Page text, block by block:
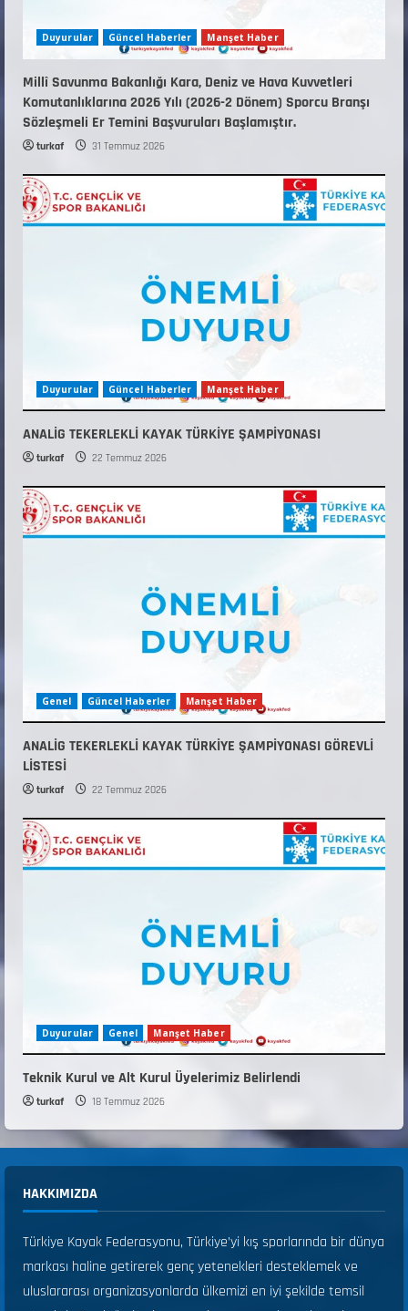
Duyurular Güncel Haberler Manşet Haber
Millî Savunma Bakanlığı Kara, Deniz ve Hava Kuvvetleri
Komutanlıklarına 2026 Yılı (2026-2 Dönem) Sporcu Branşı
Sözleşmeli Er Temini Başvuruları Başlamıştır.
turkaf 31 Temmuz 2026
Duyurular Güncel Haberler Manşet Haber
ANALİG TEKERLEKLİ KAYAK TÜRKİYE ŞAMPİYONASI
turkaf 22 Temmuz 2026
Genel Güncel Haberler Manşet Haber
ANALİG TEKERLEKLİ KAYAK TÜRKİYE ŞAMPİYONASI GÖREVLİ
LİSTESİ
turkaf 22 Temmuz 2026
Duyurular Genel Manşet Haber
Teknik Kurul ve Alt Kurul Üyelerimiz Belirlendi
turkaf 18 Temmuz 2026
HAKKIMIZDA
Türkiye Kayak Federasyonu, Türkiye’yi kış sporlarında bir dünya
markası haline getirerek genç yetenekleri desteklemek ve
uluslararası organizasyonlarda ülkemizi en iyi şekilde temsil